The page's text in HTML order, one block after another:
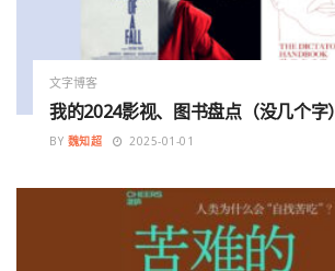
文字博客
我的2024影视、图书盘点（没几个字）
BY 魏知超 2025-01-01